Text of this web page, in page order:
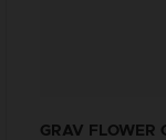
GRAV FLOWER